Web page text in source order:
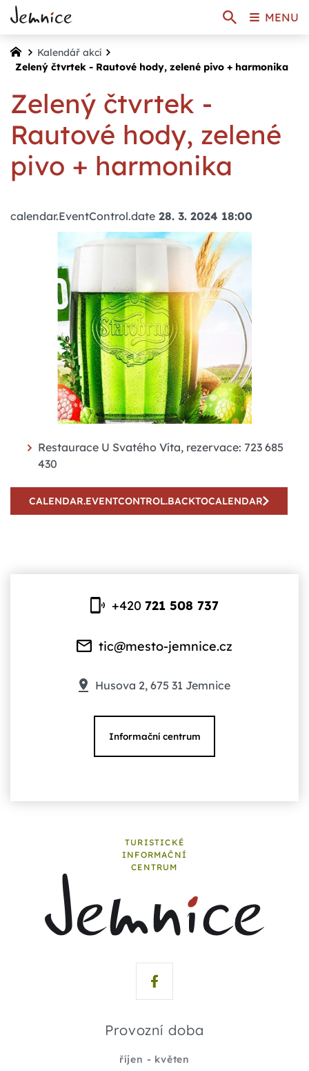
Kalendář akcí
Zelený čtvrtek - Rautové hody, zelené pivo + harmonika
Zelený čtvrtek -
Rautové hody, zelené
pivo + harmonika
calendar.EventControl.date 28. 3. 2024 18:00
Restaurace U Svatého Víta, rezervace: 723 685
430
CALENDAR.EVENTCONTROL.BACKTOCALENDAR
+420721 508 737
tic@mesto-jemnice.cz
Husova 2, 675 31 Jemnice
Informační centrum
TURISTICKÉ
INFORMAČNÍ
CENTRUM
Provozní doba
říjen - květen
MENU